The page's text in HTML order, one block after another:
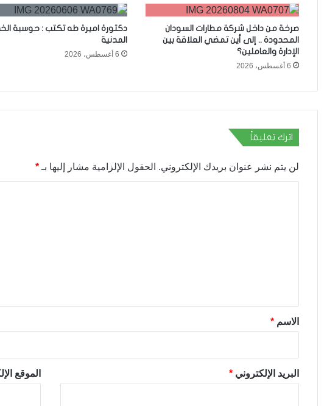
صرخة من داخل شركة مطارات السودان
المحدودة .. إلى أين تمضي العلاقة بين
الإدارة والعاملين؟
6 أغسطس، 2026
دكتورة اميرة طه تكتب : حوسبة
المدنية
6 أغسطس، 2026
اترك تعليقاً
لن يتم نشر عنوان بريدك الإلكتروني. الحقول الإلزامية مشار إليها بـ *
*الاسم *
البريد الإلكتروني * الموقع